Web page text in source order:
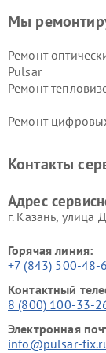
Мы
Ремонт
Pulsar
Ремонт
Ремонт
Контакты
Адрес
г. Казань, улица
Горячая линия:
+7 (843) 500-48-
Контактный
8 (800) 100-33-
Электронная
info@pulsar-